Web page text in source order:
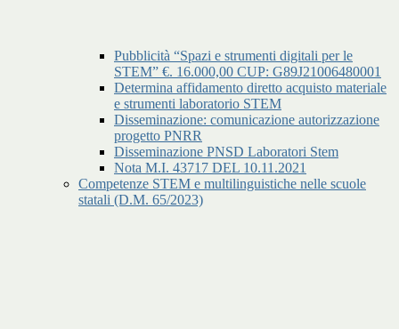
Pubblicità “Spazi e strumenti digitali per le
STEM” €. 16.000,00 CUP: G89J21006480001
Determina affidamento diretto acquisto materiale
e strumenti laboratorio STEM
Disseminazione: comunicazione autorizzazione
progetto PNRR
Disseminazione PNSD Laboratori Stem
Nota M.I. 43717 DEL 10.11.2021
Competenze STEM e multilinguistiche nelle scuole
statali (D.M. 65/2023)